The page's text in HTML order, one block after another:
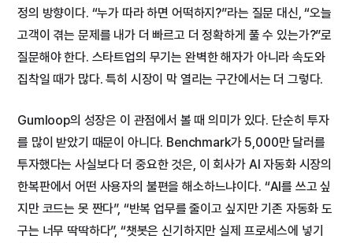
정의 방향이다. “누가 따라 하면 어떡하지?”라는 질문 대신, “오늘
고객이 겪는 문제를 내가 더 빠르고 더 정확하게 풀 수 있는가?”로
질문해야 한다. 스타트업의 무기는 완벽한 해자가 아니라 속도와
집착일 때가 많다. 특히 시장이 막 열리는 구간에서는 더 그렇다.
Gumloop의 성장은 이 관점에서 볼 때 의미가 있다. 단순히 투자
를 많이 받았기 때문이 아니다. Benchmark가 5,000만 달러를
투자했다는 사실보다 더 중요한 것은, 이 회사가 AI 자동화 시장의
한복판에서 어떤 사용자의 불편을 해소하느냐이다. “AI를 쓰고 싶
지만 코드는 못 짠다”, “반복 업무를 줄이고 싶지만 기존 자동화 도
구는 너무 딱딱하다”, “챗봇은 신기하지만 실제 프로세스에 넣기